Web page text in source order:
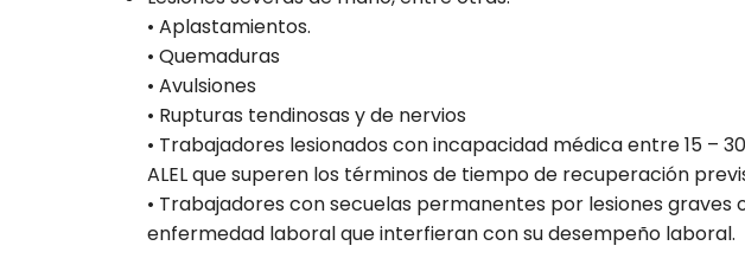
• Aplastamientos.
• Quemaduras
• Avulsiones
• Rupturas tendinosas y de nervios
• Trabajadores lesionados con incapacidad médica entre 15 –
ALEL que superen los términos de tiempo de recuperación
• Trabajadores con secuelas permanentes por lesiones
enfermedad laboral que interfieran con su desempeño laboral.